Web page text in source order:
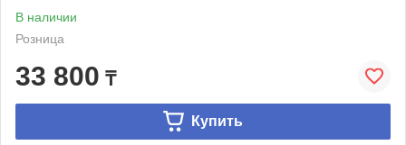
В наличии
Розница
33 800 ₸
Купить